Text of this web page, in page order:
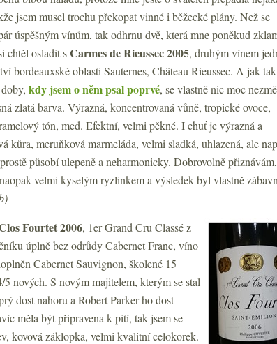
jsem musel trochu překopat vinné i běžecké plány. Než se
úspěšným vínům, tak odhrnu dvě, která mne poněkud
chtěl osladit sCarmes de Rieussec 2005, druhým vínem
bordeauxské oblasti Sauternes, Château Rieussec. A jak tak
kdy jsem o něm psal poprvé, se vlastně nic moc
zlatá barva. Výrazná, koncentrovaná vůně, tropické ovoce,
tón, med. Efektní, velmi pěkné. I chuť je výrazná a
kůra, meruňková marmeláda, velmi sladká, uhlazená, ale
působí ulepeně a neharmonicky. Dobrovolně
velmi kyselým ryzlinkem a výsledek byl vlastně
Fourtet 2006, 1er Grand Cru Classé z
úplně bez odrůdy Cabernet Franc, víno
Cabernet Sauvignon, školené 15
nových. S novým majitelem, kterým se stal
dost nahoru a Robert Parker ho dost
měla být připravena k pití, tak jsem se
kovová záklopka, velmi kvalitní celokorek.